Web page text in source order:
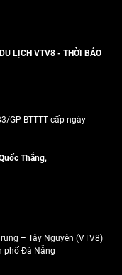
LỊCH VTV8 - THỜI BÁO
GP-BTTTT cấp ngày
Thắng,
– Tây Nguyên (VTV8)
phố Đà Nẵng